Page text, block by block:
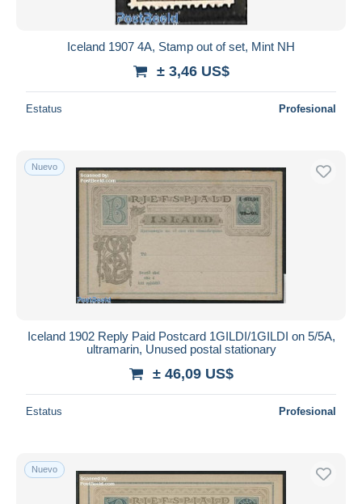
Iceland 1907 4A, Stamp out of set, Mint NH
± 3,46 US$
Estatus Profesional
Nuevo
Iceland 1902 Reply Paid Postcard 1GILDI/1GILDI on 5/5A,
ultramarin, Unused postal stationary
± 46,09 US$
Estatus Profesional
Nuevo